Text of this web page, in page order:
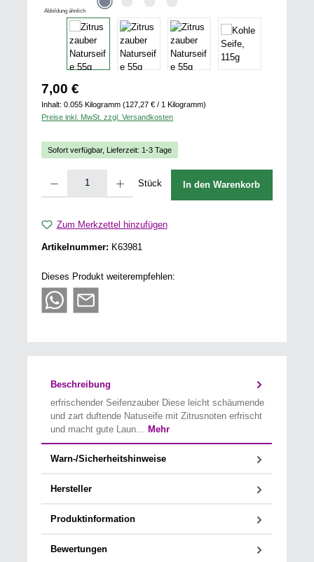
Abbildung ähnlich
Regulärer Preis:
7,00 €
Inhalt:0.055 Kilogramm(127,27 € / 1 Kilogramm)
Preise inkl. MwSt. zzgl. Versandkosten
Sofort verfügbar, Lieferzeit: 1-3 Tage
Stück In den Warenkorb
Zum Merkzettel hinzufügen
Artikelnummer: K63981
Dieses Produkt weiterempfehlen:
Beschreibung
erfrischender Seifenzauber Diese leicht schäumende
und zart duftende Natuseife mit Zitrusnoten erfrischt
und macht gute Laun… Mehr
Warn-/Sicherheitshinweise
Hersteller
Produktinformation
Bewertungen